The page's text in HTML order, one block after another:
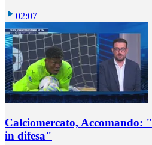
02:07
Calciomercato,
in difesa"